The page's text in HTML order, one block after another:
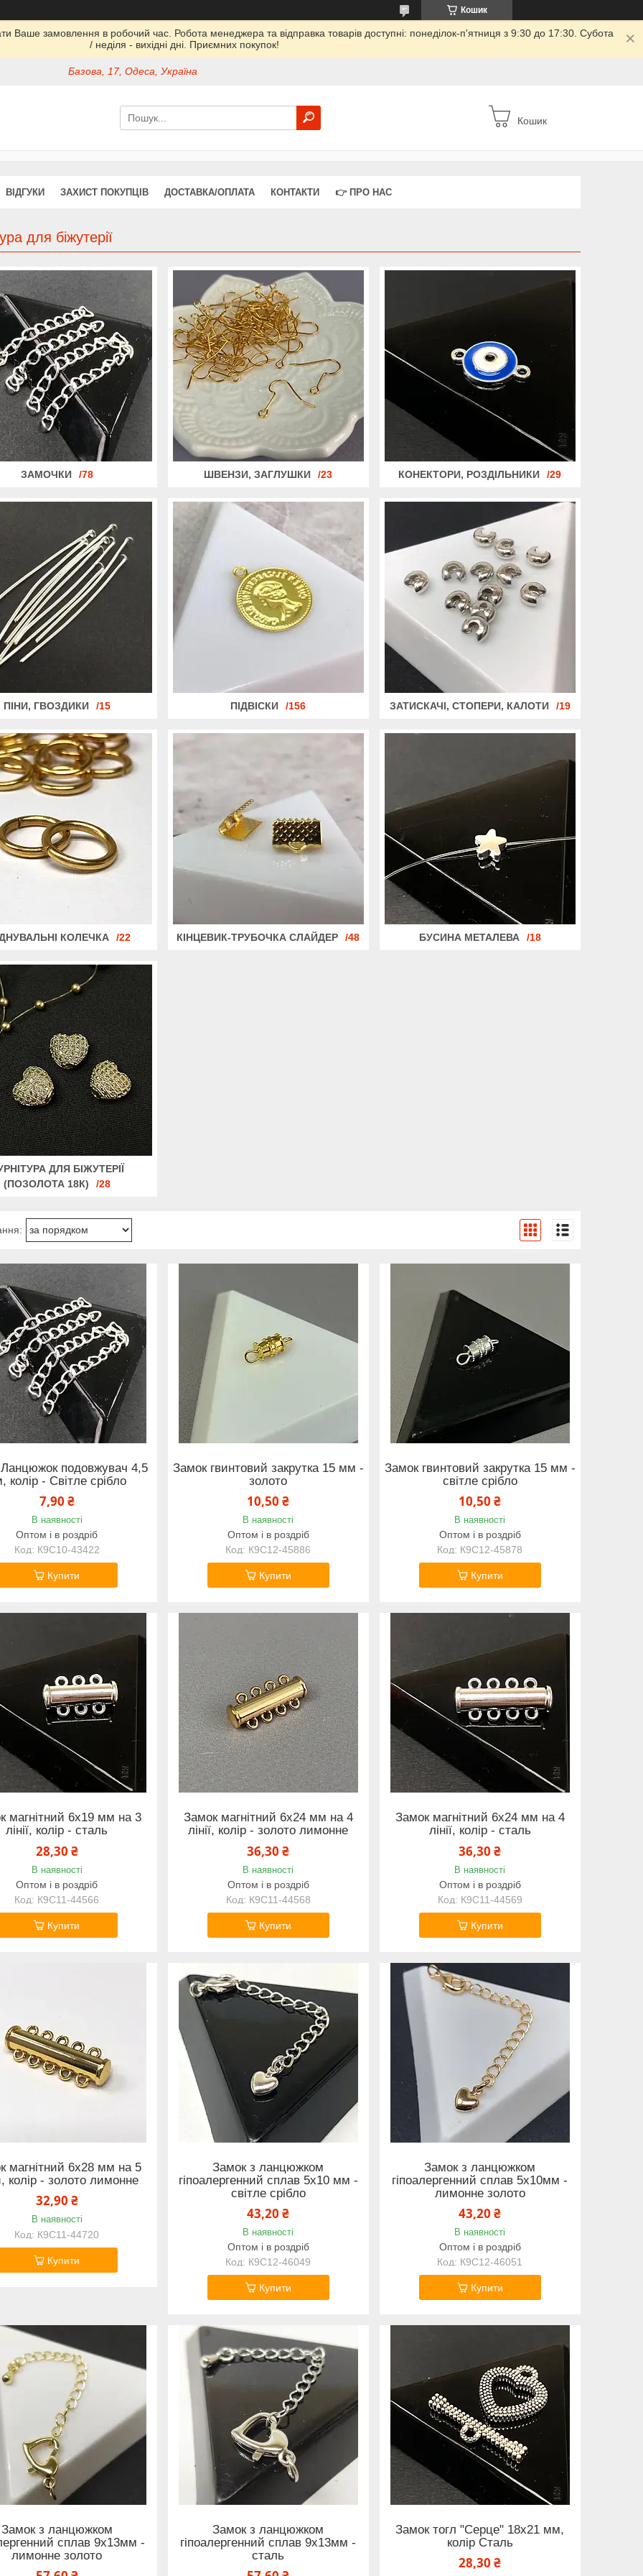
Кошик
Ваше замовлення в робочий час. Робота менеджера та відправка товарів доступні: понеділок-п'ятниця з 9:30 до 17:30. Субота
/ неділя - вихідні дні. Приємних покупок!
Базова, 17, Одеса, Україна
Кошик
ВІДГУКИ ЗАХИСТ ПОКУПЦІВ ДОСТАВКА/ОПЛАТА КОНТАКТИ 👉 ПРО НАС
для біжутерії
ЗАМОЧКИ 78 ШВЕНЗИ, ЗАГЛУШКИ 23 КОНЕКТОРИ, РОЗДІЛЬНИКИ 29
ПІНИ, ГВОЗДИКИ 15 ПІДВІСКИ 156 ЗАТИСКАЧІ, СТОПЕРИ, КАЛОТИ 19
КОЛЕЧКА 22 КІНЦЕВИК-ТРУБОЧКА СЛАЙДЕР 48 БУСИНА МЕТАЛЕВА 18
ДЛЯ БІЖУТЕРІЇ
(ПОЗОЛОТА 18К)
28
подовжувач 4,5
колір - Світле срібло
7,90 ₴
В наявності
Оптом і в роздріб
К9С10-43422
Купити
Замок гвинтовий закрутка 15 мм -
золото
10,50 ₴
В наявності
Оптом і в роздріб
К9С12-45886
Купити
Замок гвинтовий закрутка 15 мм -
світле срібло
10,50 ₴
В наявності
Оптом і в роздріб
К9С12-45878
Купити
магнітний 6х19 мм на 3
лінії, колір - сталь
28,30 ₴
В наявності
Оптом і в роздріб
К9С11-44566
Купити
Замок магнітний 6х24 мм на 4
лінії, колір - золото лимонне
36,30 ₴
В наявності
Оптом і в роздріб
К9С11-44568
Купити
Замок магнітний 6х24 мм на 4
лінії, колір - сталь
36,30 ₴
В наявності
Оптом і в роздріб
К9С11-44569
Купити
магнітний 6х28 мм на 5
колір - золото лимонне
32,90 ₴
В наявності
К9С11-44720
Купити
Замок з ланцюжком
гіпоалергенний сплав 5х10 мм -
світле срібло
43,20 ₴
В наявності
Оптом і в роздріб
К9С12-46049
Купити
Замок з ланцюжком
гіпоалергенний сплав 5х10мм -
лимонне золото
43,20 ₴
В наявності
Оптом і в роздріб
К9С12-46051
Купити
Замок з ланцюжком
сплав 9х13мм -
лимонне золото
Замок з ланцюжком
гіпоалергенний сплав 9х13мм -
сталь
Замок тогл "Серце" 18х21 мм,
колір Сталь
28,30 ₴